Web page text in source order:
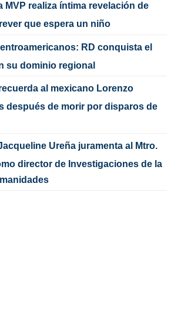
MVP realiza íntima revelación de
que espera un niño
RD conquista el
su dominio regional
al mexicano Lorenzo
después de morir por disparos de
Ureña juramenta al Mtro.
director de Investigaciones de la